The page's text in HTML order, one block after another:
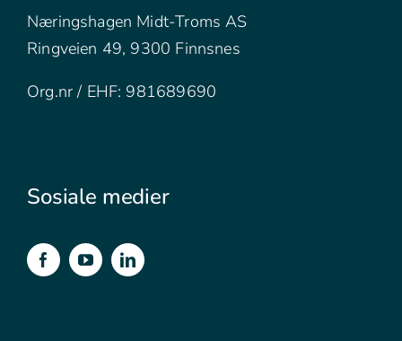
Næringshagen Midt-Troms AS
Ringveien 49, 9300 Finnsnes
Org.nr / EHF: 981689690
Sosiale medier